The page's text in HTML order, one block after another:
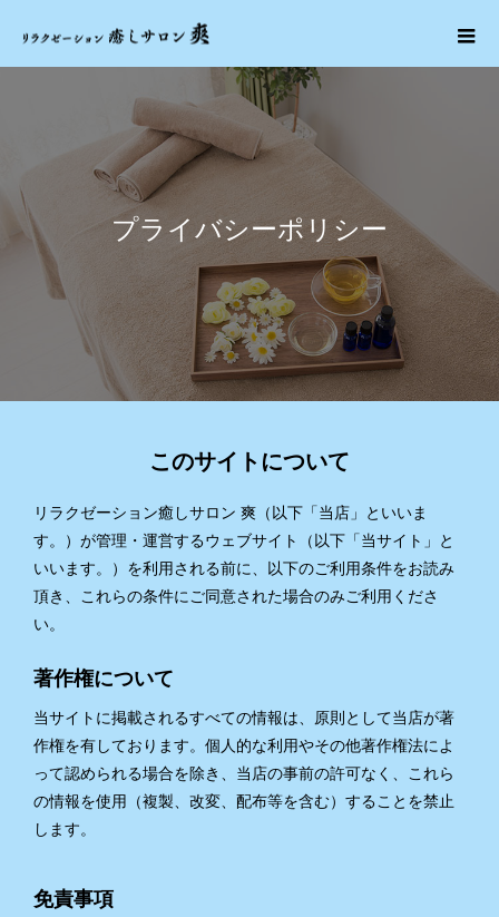
プライバシーポリシー
このサイトについて
リラクゼーション癒しサロン 爽（以下「当店」といいま
す。）が管理・運営するウェブサイト（以下「当サイト」と
いいます。）を利用される前に、以下のご利用条件をお読み
頂き、これらの条件にご同意された場合のみご利用くださ
い。
著作権について
当サイトに掲載されるすべての情報は、原則として当店が著
作権を有しております。個人的な利用やその他著作権法によ
って認められる場合を除き、当店の事前の許可なく、これら
の情報を使用（複製、改変、配布等を含む）することを禁止
します。
免責事項